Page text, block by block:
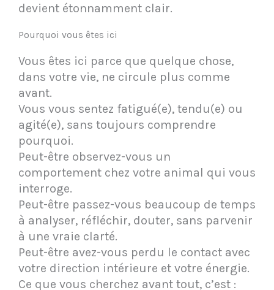
devient étonnamment clair.
Pourquoi vous êtes ici
Vous êtes ici parce que quelque chose,
dans votre vie, ne circule plus comme
avant.
Vous vous sentez fatigué(e), tendu(e) ou
agité(e), sans toujours comprendre
pourquoi.
Peut-être observez-vous un
comportement chez votre animal qui vous
interroge.
Peut-être passez-vous beaucoup de temps
à analyser, réfléchir, douter, sans parvenir
à une vraie clarté.
Peut-être avez-vous perdu le contact avec
votre direction intérieure et votre énergie.
Ce que vous cherchez avant tout, c’est :